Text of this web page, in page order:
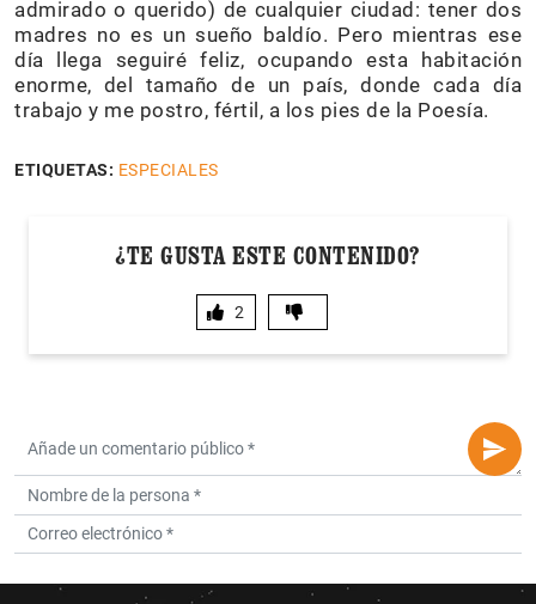
admirado o querido) de cualquier ciudad: tener dos
madres no es un sueño baldío. Pero mientras ese
día llega seguiré feliz, ocupando esta habitación
enorme, del tamaño de un país, donde cada día
trabajo y me postro, fértil, a los pies de la Poesía.
ETIQUETAS: ESPECIALES
¿TE GUSTA ESTE CONTENIDO?
2